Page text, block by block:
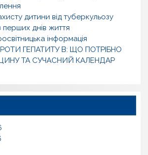
дитини від туберкульозу
днів життя
інформація
ГЕПАТИТУ В: ЩО ПОТРІБНО
ТА СУЧАСНИЙ КАЛЕНДАР